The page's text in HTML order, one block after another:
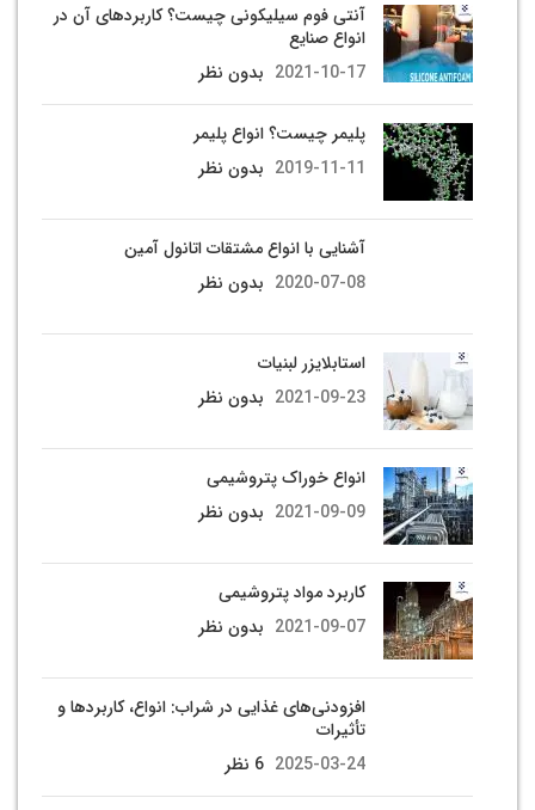
آنتی فوم سیلیکونی چیست؟ کاربردهای آن در
انواع صنایع
2021-10-17 بدون نظر
پلیمر چیست؟ انواع پلیمر
2019-11-11 بدون نظر
آشنایی با انواع مشتقات اتانول آمین
2020-07-08 بدون نظر
استابلایزر لبنیات
2021-09-23 بدون نظر
انواع خوراک پتروشیمی
2021-09-09 بدون نظر
کاربرد مواد پتروشیمی
2021-09-07 بدون نظر
افزودنی‌های غذایی در شراب: انواع، کاربردها و
تأثیرات
2025-03-24 6 نظر